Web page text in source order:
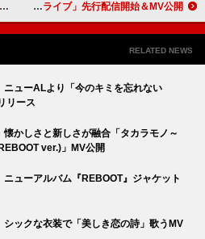
時速36km、AL『目を閉じても残る赤』から「オーバードライブ」先行配信開始＆MV公開
RELATED NEWS
ニューALより「今のキミを忘れない
リース
かしさと新しさが融合「タカラモノ～
ver.)」MV公開
ューアルバム『REBOOT』ジャケット
ックな衣装で「美しき恋の詩」歌うMV